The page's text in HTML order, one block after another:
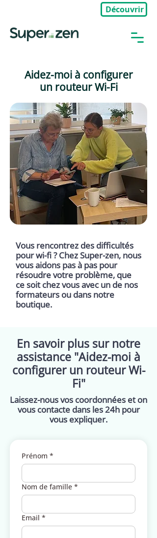
Découvrir
Aidez-moi à configurer
un routeur Wi-Fi
Vous rencontrez des difficultés
pour wi-fi ? Chez Super-zen, nous
vous aidons pas à pas pour
résoudre votre problème, que
ce soit chez vous avec un de nos
formateurs ou dans notre
boutique.
En savoir plus sur notre
assistance "Aidez-moi à
configurer un routeur Wi-
Fi"
Laissez-nous vos coordonnées et on
vous contacte dans les 24h pour
vous expliquer.
Prénom *
Nom de famille *
Email *